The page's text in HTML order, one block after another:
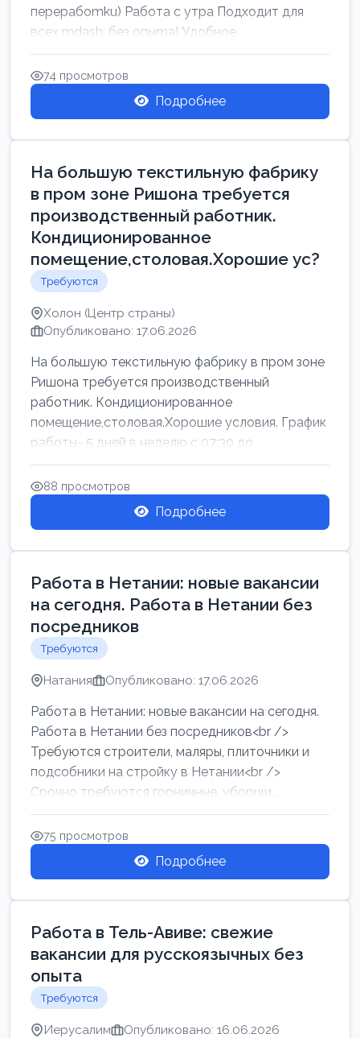
перерабоmku) Работа с утpa Подходит для
всех mdash; без опыma! Удобное
раcnoложение Н...
74 просмотров
Подробнее
На большую текстильную фабрику
в пром зоне Ришона требуется
производственный работник.
Кондиционированное
помещение,столовая.Хорошие ус?
Требуются
Холон (Центр страны)
Опубликовано: 17.06.2026
На большую текстильную фабрику в пром зоне
Ришона требуется производственный
работник. Кондиционированное
помещение,столовая.Хорошие условия. График
работы- 5 дней в неделю с 07:30 до
17:00.Высокая за...
88 просмотров
Подробнее
Работа в Нетании: новые вакансии
на сегодня. Работа в Нетании без
посредников
Требуются
Натания Опубликовано: 17.06.2026
Работа в Нетании: новые вакансии на сегодня.
Работа в Нетании без посредников<br />
Требуются строители, маляры, плиточники и
подсобники на стройку в Нетании<br />
Срочно требуются горничные, уборщи...
75 просмотров
Подробнее
Работа в Тель-Авиве: свежие
вакансии для русскоязычных без
опыта
Требуются
Иерусалим Опубликовано: 16.06.2026